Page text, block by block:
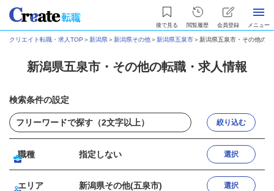
後で見る 閲覧履歴 会員登録 メニュー
クリエイト転職・求人TOP ＞新潟県＞新潟県その他＞新潟県五泉市＞新潟県五泉市・その他の
新潟県五泉市・その他の転職・求人情報
検索条件の設定
絞り込む
職種 指定しない 選択
エリア 新潟県その他(五泉市) 選択